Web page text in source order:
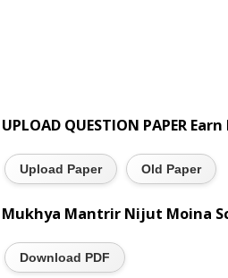
UPLOAD QUESTION PAPER
Upload Paper Old Paper
Mukhya Mantrir Nijut Moina
Download PDF